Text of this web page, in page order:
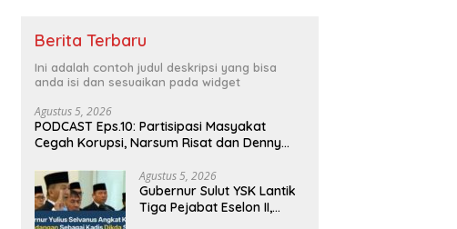
Berita Terbaru
Ini adalah contoh judul deskripsi yang bisa
anda isi dan sesuaikan pada widget
Agustus 5, 2026
PODCAST Eps.10: Partisipasi Masyakat
Cegah Korupsi, Narsum Risat dan Denny
Agustus 5, 2026
Gubernur Sulut YSK Lantik
Tiga Pejabat Eselon II,